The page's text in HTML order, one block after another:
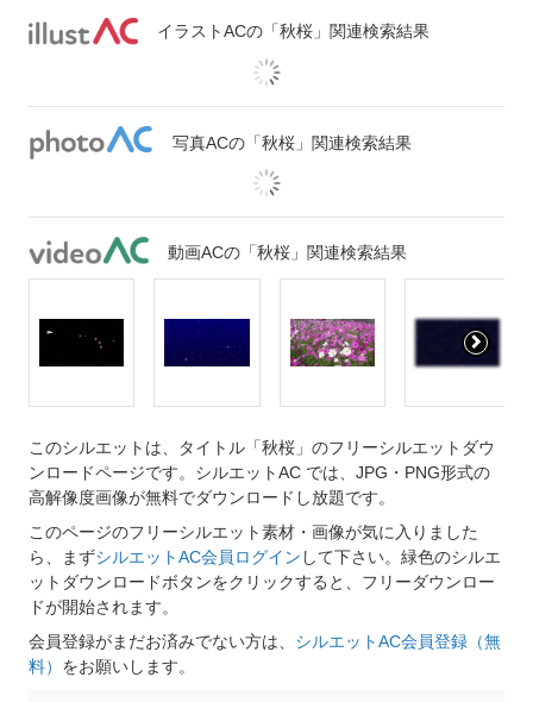
イラストACの「秋桜」関連検索結果
写真ACの「秋桜」関連検索結果
動画ACの「秋桜」関連検索結果
このシルエットは、タイトル「秋桜」のフリーシルエットダウ
ンロードページです。シルエットAC では、JPG・PNG形式の
高解像度画像が無料でダウンロードし放題です。
このページのフリーシルエット素材・画像が気に入りました
ら、まずシルエットAC会員ログイン して下さい。緑色のシルエ
ットダウンロードボタンをクリックすると、フリーダウンロー
ドが開始されます。
会員登録がまだお済みでない方は、 シルエットAC会員登録（無
料） をお願いします。